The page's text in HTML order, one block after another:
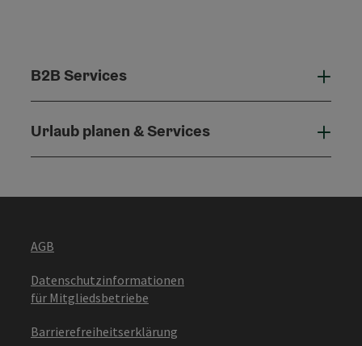
B2B Services
Urlaub planen & Services
AGB
Datenschutzinformationen
für Mitgliedsbetriebe
Barrierefreiheitserklärung